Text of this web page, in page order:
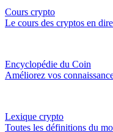
Cours crypto
Le cours des cryptos en
Encyclopédie du Coin
Améliorez vos
Lexique crypto
Toutes les définitions du